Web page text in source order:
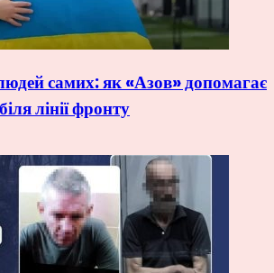
самих: як «Азов» допомагає
лінії фронту